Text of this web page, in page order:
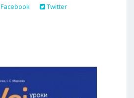
Facebook
Twitter